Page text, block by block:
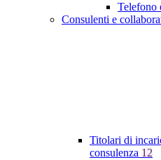
Telefono
Consulenti e
Titolari di
consulenza 12